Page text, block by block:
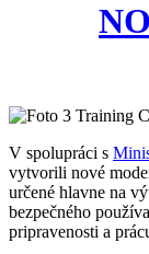
V spolupráci s
vytvorili nové
určené hlavne na
bezpečného
pripravenosti a